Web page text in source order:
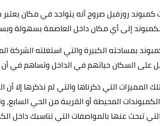
روزفيل صروح أنه يتواجد في مكان يعتبر
إلى أي مكان داخل العاصمة بسهولة
بمساحته الكبيرة والتي استغلته
على السكان حياتهم في الداخل وتساهم في أن
المميزات التي ذكرناها والتي لم نذكرها إلا
المحيطة أو القريبة من الحي السابع،
تبحث عنها بالمواصفات التي تناسبك داخل